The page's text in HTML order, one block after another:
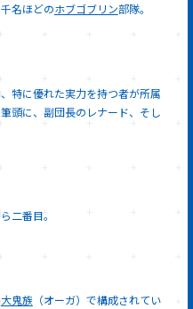
名ほどのホブゴブリン部隊。
特に優れた実力を持つ者が所属
頭に、副団長のレナード、そし
二番目。
大鬼族（オーガ）で構成されてい